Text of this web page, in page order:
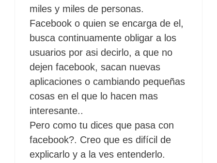
miles y miles de personas.
Facebook o quien se encarga de el,
busca continuamente obligar a los
usuarios por asi decirlo, a que no
dejen facebook, sacan nuevas
aplicaciones o cambiando pequeñas
cosas en el que lo hacen mas
interesante..
Pero como tu dices que pasa con
facebook?. Creo que es difícil de
explicarlo y a la ves entenderlo.